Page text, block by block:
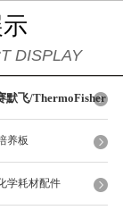
DISPLAY
默飞/ThermoFisher
养板
学耗材配件